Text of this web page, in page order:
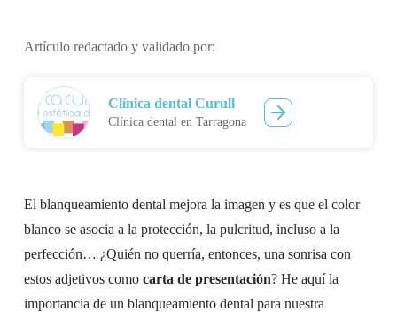
Artículo redactado y validado por:
Clínica dental Curull
Clínica dental en Tarragona
El blanqueamiento dental mejora la imagen y es que el color
blanco se asocia a la protección, la pulcritud, incluso a la
perfección… ¿Quién no querría, entonces, una sonrisa con
estos adjetivos como carta de presentación? He aquí la
importancia de un blanqueamiento dental para nuestra